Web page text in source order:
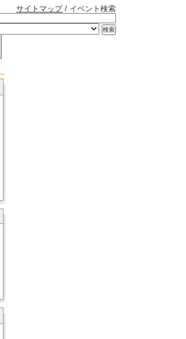
サイトマップ/ イベント検索